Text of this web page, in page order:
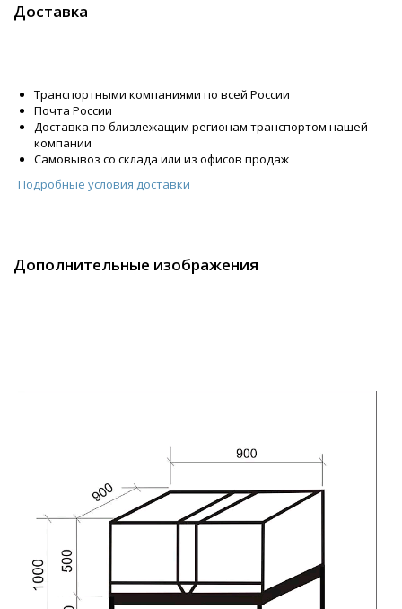
Доставка
Транспортными компаниями по всей России
Почта России
Доставка по близлежащим регионам транспортом нашей
компании
Самовывоз со склада или из офисов продаж
Подробные условия доставки
Дополнительные изображения